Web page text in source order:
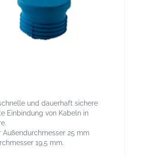
und dauerhaft sichere
Einbindung von Kabeln in
Außendurchmesser 25 mm
19,5 mm.